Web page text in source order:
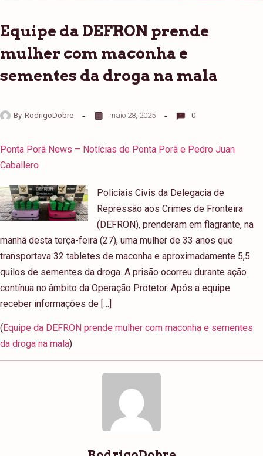
Equipe da DEFRON prende
mulher com maconha e
sementes da droga na mala
By RodrigoDobre maio 28, 2025 0
Ponta Porã News – Notícias de Ponta Porã e Pedro Juan
Caballero
Policiais Civis da Delegacia de
Repressão aos Crimes de Fronteira
(DEFRON), prenderam em flagrante, na
manhã desta terça-feira (27), uma mulher de 33 anos que
transportava 32 tabletes de maconha e aproximadamente 5,5
quilos de sementes da droga. A prisão ocorreu durante ação
contínua no âmbito da Operação Protetor. Após a equipe
receber informações de […]
( Equipe da DEFRON prende mulher com maconha e sementes
da droga na mala)